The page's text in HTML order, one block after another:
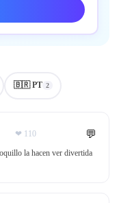
🇧🇷 PT 2
❤ 110 💬
la hacen ver divertida